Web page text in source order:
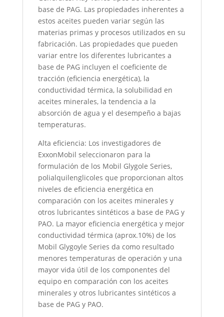
base de PAG. Las propiedades inherentes a
estos aceites pueden variar según las
materias primas y procesos utilizados en su
fabricación. Las propiedades que pueden
variar entre los diferentes lubricantes a
base de PAG incluyen el coeficiente de
tracción (eficiencia energética), la
conductividad térmica, la solubilidad en
aceites minerales, la tendencia a la
absorción de agua y el desempeño a bajas
temperaturas.
Alta eficiencia: Los investigadores de
ExxonMobil seleccionaron para la
formulación de los Mobil Glygole Series,
polialquilenglicoles que proporcionan altos
niveles de eficiencia energética en
comparación con los aceites minerales y
otros lubricantes sintéticos a base de PAG y
PAO. La mayor eficiencia energética y mejor
conductividad térmica (aprox.10%) de los
Mobil Glygoyle Series da como resultado
menores temperaturas de operación y una
mayor vida útil de los componentes del
equipo en comparación con los aceites
minerales y otros lubricantes sintéticos a
base de PAG y PAO.